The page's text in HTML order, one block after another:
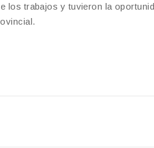
los trabajos y tuvieron la